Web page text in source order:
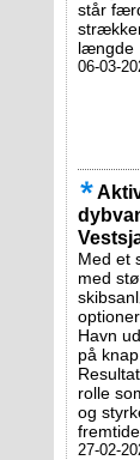
står
længde
06-03-
Med et
med
Havn
på
rolle
og
27-02-